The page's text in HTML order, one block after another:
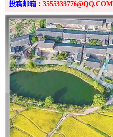
投稿邮箱： 3555333776@QQ.COM